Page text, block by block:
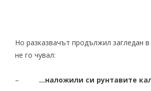
Но разказвачът продължил загледан в
не го чувал:
– …наложили си рунтавите